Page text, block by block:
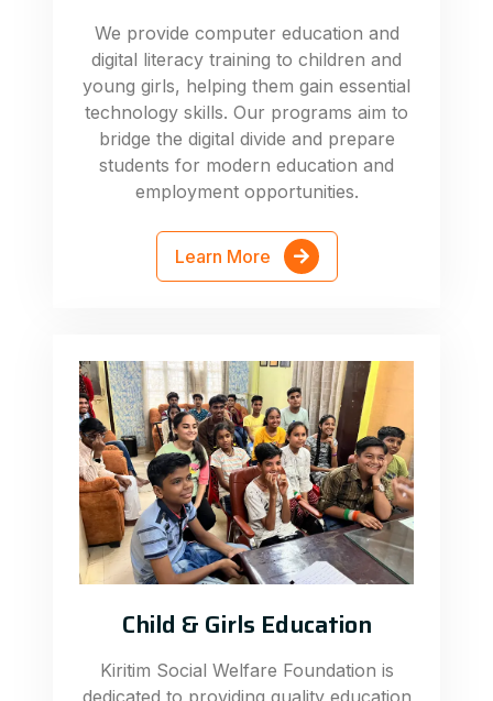
We provide computer education and
digital literacy training to children and
young girls, helping them gain essential
technology skills. Our programs aim to
bridge the digital divide and prepare
students for modern education and
employment opportunities.
Learn More
Child & Girls Education
Kiritim Social Welfare Foundation is
dedicated to providing quality education